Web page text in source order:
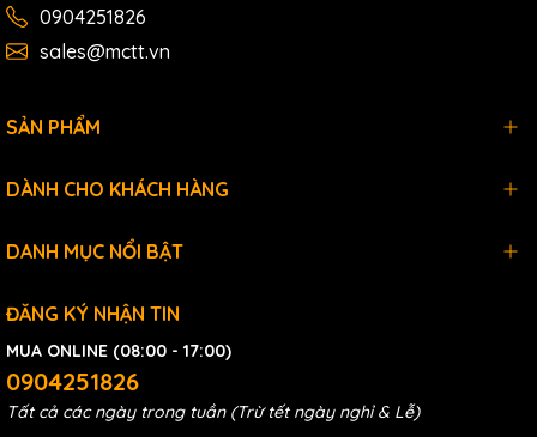
0904251826
sales@mctt.vn
SẢN PHẨM
DÀNH CHO KHÁCH HÀNG
DANH MỤC NỔI BẬT
ĐĂNG KÝ NHẬN TIN
MUA ONLINE (08:00 - 17:00)
0904251826
Tất cả các ngày trong tuần (Trừ tết ngày nghỉ & Lễ)